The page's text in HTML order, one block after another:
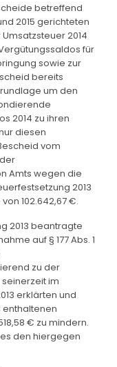
betreffend
2015 gerichteten
2014
für
sowie zur
bereits
um den
2014 zu ihren
diesen
vom
Amts wegen die
2013
102.642,67 €.
2013 beantragte
auf § 177 Abs. 1
zu der
im
erklärten und
enthaltenen
€ zu mindern.
den hiergegen